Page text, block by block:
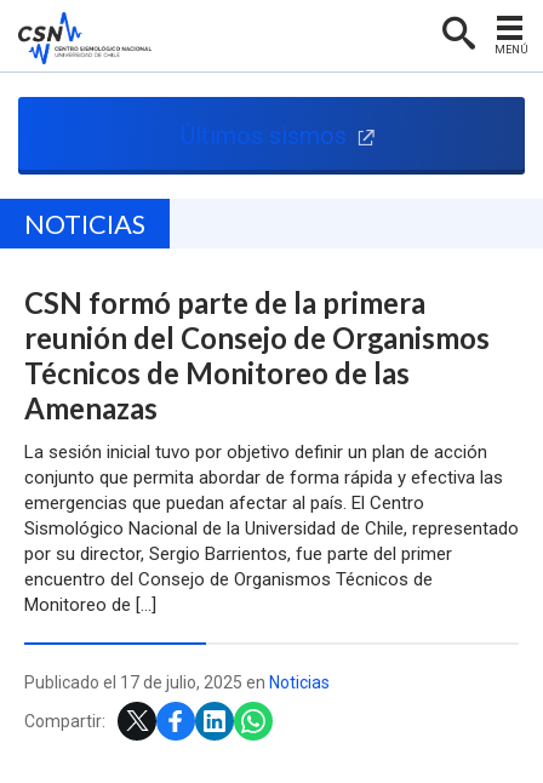
MENÚ
PORTADA
CENTRO SISMOLÓGICO
NOTICIAS
CONTACTO
Últimos sismos
NOTICIAS
CSN formó parte de la primera
reunión del Consejo de Organismos
Técnicos de Monitoreo de las
Amenazas
La sesión inicial tuvo por objetivo definir un plan de acción
conjunto que permita abordar de forma rápida y efectiva las
emergencias que puedan afectar al país. El Centro
Sismológico Nacional de la Universidad de Chile, representado
por su director, Sergio Barrientos, fue parte del primer
encuentro del Consejo de Organismos Técnicos de
Monitoreo de […]
Publicado el 17 de julio, 2025 en Noticias
Compartir: